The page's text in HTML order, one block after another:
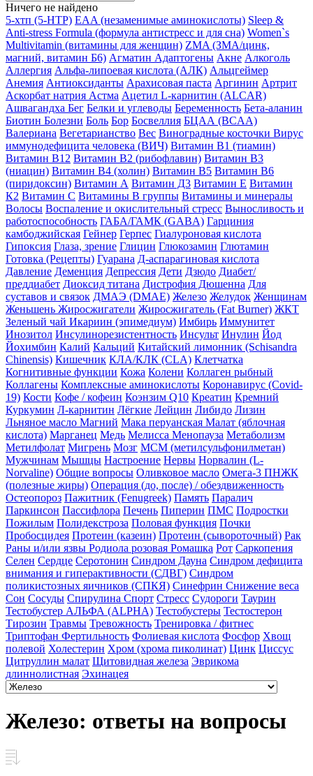
Ничего не найдено
5-хтп (5-HTP) EAA (незаменимые аминокислоты) Sleep &
Anti-stress Formula (формула антистресс и для сна) Women`s
Multivitamin (витамины для женщин) ZMA (ЗМА/цинк,
магний, витамин Б6) Агматин Адаптогены Акне Алкоголь
Аллергия Альфа-липоевая кислота (АЛК) Альцгеймер
Анемия Антиоксиданты Арахисовая паста Аргинин Артрит
Аскорбат натрия Астма Ацетил L-карнитин (ALCAR)
Ашвагандха Бег Белки и углеводы Беременность Бета-аланин
Биотин Болезни Боль Бор Босвеллия БЦАА (BCAA)
Валериана Вегетарианство Вес Виноградные косточки Вирус
иммунодефицита человека (ВИЧ) Витамин B1 (тиамин)
Витамин B12 Витамин B2 (рибофлавин) Витамин B3
(ниацин) Витамин B4 (холин) Витамин B5 Витамин B6
(пиридоксин) Витамин А Витамин Д3 Витамин Е Витамин
К2 Витамин С Витамины B группы Витамины и минералы
Волосы Воспаление и окислительный стресс Выносливость и
работоспособность ГАБА/ГАМК (GABA) Гарциния
камбоджийская Гейнер Герпес Гиалуроновая кислота
Гипоксия Глаза, зрение Глицин Глюкозамин Глютамин
Готовка (Рецепты) Гуарана Д-аспарагиновая кислота
Давление Деменция Депрессия Дети Дзюдо Диабет/
преддиабет Диоксид титана Дистрофия Дюшенна Для
суставов и связок ДМАЭ (DMAE) Железо Желудок Женщинам
Женьшень Жиросжигатели Жиросжигатель (Fat Burner) ЖКТ
Зеленый чай Икариин (эпимедиум) Имбирь Иммунитет
Инозитол Инсулинорезистентность Инсульт Инулин Йод
Йохимбин Калий Кальций Китайский лимонник (Schisandra
Chinensis) Кишечник КЛА/КЛК (CLA) Клетчатка
Когнитивные функции Кожа Колени Коллаген рыбный
Коллагены Комплексные аминокислоты Коронавирус (Covid-
19) Кости Кофе / кофеин Коэнзим Q10 Креатин Кремний
Куркумин Л-карнитин Лёгкие Лейцин Либидо Лизин
Льняное масло Магний Мака перуанская Малат (яблочная
кислота) Марганец Медь Мелисса Менопауза Метаболизм
Метилфолат Мигрень Мозг МСМ (метилсульфонилметан)
Мужчинам Мышцы Настроение Нервы Норвалин (L-
Norvaline) Общие вопросы Оливковое масло Омега-3 ПНЖК
(полезные жиры) Операция (до, после) / обездвиженность
Остеопороз Пажитник (Fenugreek) Память Паралич
Паркинсон Пассифлора Печень Пиперин ПМС Подростки
Пожилым Полидекстроза Половая функция Почки
Пробосцидея Протеин (казеин) Протеин (сывороточный) Рак
Раны и/или язвы Родиола розовая Ромашка Рот Саркопения
Селен Сердце Серотонин Синдром Дауна Синдром дефицита
внимания и гиперактивности (СДВГ) Синдром
поликистозных яичников (СПКЯ) Синефрин Снижение веса
Сон Сосуды Спирулина Спорт Стресс Судороги Таурин
Тестобустер АЛЬФА (ALPHA) Тестобустеры Тестостерон
Тирозин Травмы Тревожность Тренировка / фитнес
Триптофан Фертильность Фолиевая кислота Фосфор Хвощ
полевой Холестерин Хром (хрома пиколинат) Цинк Циссус
Цитруллин малат Щитовидная железа Эврикома
длиннолистная Эхинацея
Железо: ответы на вопросы